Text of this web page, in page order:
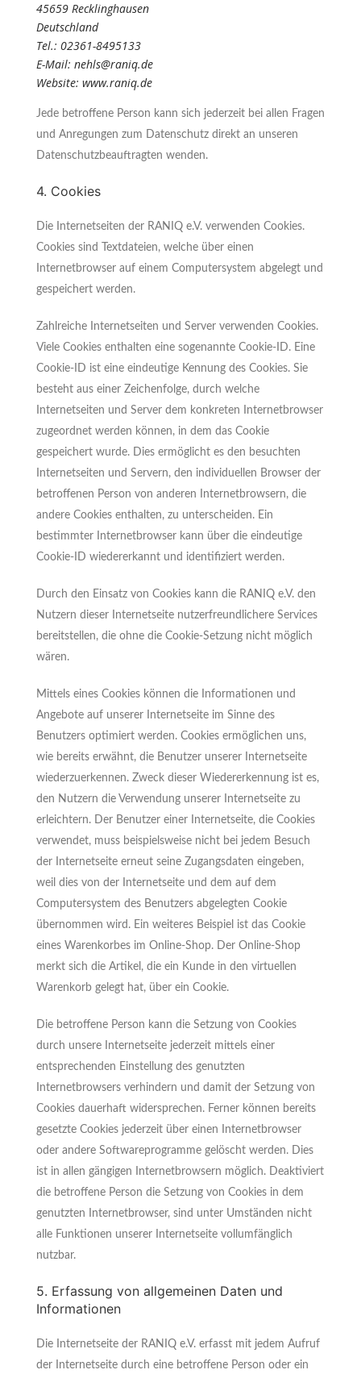
45659 Recklinghausen
Deutschland
Tel.: 02361-8495133
E-Mail: nehls@raniq.de
Website: www.raniq.de
Jede betroffene Person kann sich jederzeit bei allen Fragen
und Anregungen zum Datenschutz direkt an unseren
Datenschutzbeauftragten wenden.
4. Cookies
Die Internetseiten der RANIQ e.V. verwenden Cookies.
Cookies sind Textdateien, welche über einen
Internetbrowser auf einem Computersystem abgelegt und
gespeichert werden.
Zahlreiche Internetseiten und Server verwenden Cookies.
Viele Cookies enthalten eine sogenannte Cookie-ID. Eine
Cookie-ID ist eine eindeutige Kennung des Cookies. Sie
besteht aus einer Zeichenfolge, durch welche
Internetseiten und Server dem konkreten Internetbrowser
zugeordnet werden können, in dem das Cookie
gespeichert wurde. Dies ermöglicht es den besuchten
Internetseiten und Servern, den individuellen Browser der
betroffenen Person von anderen Internetbrowsern, die
andere Cookies enthalten, zu unterscheiden. Ein
bestimmter Internetbrowser kann über die eindeutige
Cookie-ID wiedererkannt und identifiziert werden.
Durch den Einsatz von Cookies kann die RANIQ e.V. den
Nutzern dieser Internetseite nutzerfreundlichere Services
bereitstellen, die ohne die Cookie-Setzung nicht möglich
wären.
Mittels eines Cookies können die Informationen und
Angebote auf unserer Internetseite im Sinne des
Benutzers optimiert werden. Cookies ermöglichen uns,
wie bereits erwähnt, die Benutzer unserer Internetseite
wiederzuerkennen. Zweck dieser Wiedererkennung ist es,
den Nutzern die Verwendung unserer Internetseite zu
erleichtern. Der Benutzer einer Internetseite, die Cookies
verwendet, muss beispielsweise nicht bei jedem Besuch
der Internetseite erneut seine Zugangsdaten eingeben,
weil dies von der Internetseite und dem auf dem
Computersystem des Benutzers abgelegten Cookie
übernommen wird. Ein weiteres Beispiel ist das Cookie
eines Warenkorbes im Online-Shop. Der Online-Shop
merkt sich die Artikel, die ein Kunde in den virtuellen
Warenkorb gelegt hat, über ein Cookie.
Die betroffene Person kann die Setzung von Cookies
durch unsere Internetseite jederzeit mittels einer
entsprechenden Einstellung des genutzten
Internetbrowsers verhindern und damit der Setzung von
Cookies dauerhaft widersprechen. Ferner können bereits
gesetzte Cookies jederzeit über einen Internetbrowser
oder andere Softwareprogramme gelöscht werden. Dies
ist in allen gängigen Internetbrowsern möglich. Deaktiviert
die betroffene Person die Setzung von Cookies in dem
genutzten Internetbrowser, sind unter Umständen nicht
alle Funktionen unserer Internetseite vollumfänglich
nutzbar.
5. Erfassung von allgemeinen Daten und
Informationen
Die Internetseite der RANIQ e.V. erfasst mit jedem Aufruf
der Internetseite durch eine betroffene Person oder ein